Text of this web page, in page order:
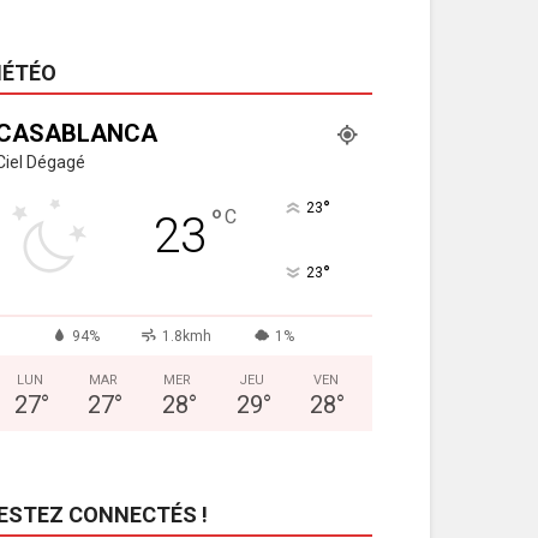
Dégagé
23 °C 23°
23°
94% 1.8kmh 1%
LUN
27°
MAR
27°
MER
28°
JEU
29°
VEN
28°
CONNECTÉS !